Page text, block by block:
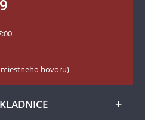
hovoru)